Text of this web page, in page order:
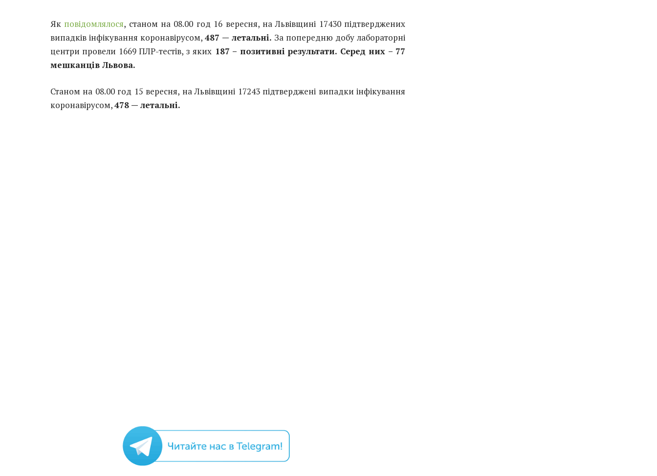
Як повідомлялося, станом на 08.00 год 16 вересня, на Львівщині 17430 підтверджених
випадків інфікування коронавірусом, 487 — летальні. За попередню добу лабораторні
центри провели 1669 ПЛР-тестів, з яких 187 – позитивні результати. Серед них – 77
мешканців Львова.
Станом на 08.00 год 15 вересня, на Львівщині 17243 підтверджені випадки інфікування
коронавірусом,478 — летальні.